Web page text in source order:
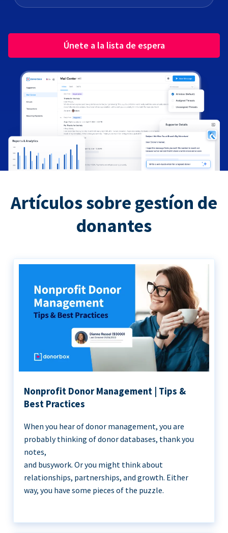
Únete a la lista de espera
Artículos sobre gestíon de
donantes
Nonprofit Donor Management | Tips &
Best Practices
When you hear of donor management, you are
probably thinking of donor databases, thank you
notes,
and busywork. Or you might think about
relationships, partnerships, and growth. Either
way, you have some pieces of the puzzle.